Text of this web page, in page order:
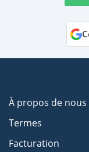
À propos de nous
Termes
Facturation